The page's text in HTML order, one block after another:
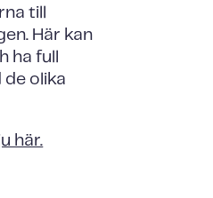
till
Här kan
ha full
olika
här.